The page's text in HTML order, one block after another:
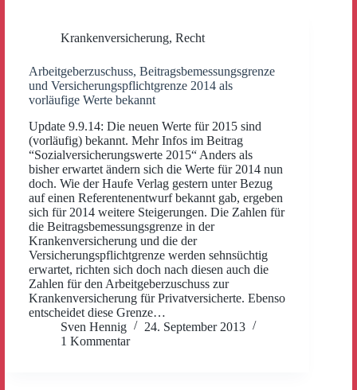
Krankenversicherung, Recht
Arbeitgeberzuschuss, Beitragsbemessungsgrenze
und Versicherungspflichtgrenze 2014 als
vorläufige Werte bekannt
Update 9.9.14: Die neuen Werte für 2015 sind
(vorläufig) bekannt. Mehr Infos im Beitrag
“Sozialversicherungswerte 2015“ Anders als
bisher erwartet ändern sich die Werte für 2014 nun
doch. Wie der Haufe Verlag gestern unter Bezug
auf einen Referentenentwurf bekannt gab, ergeben
sich für 2014 weitere Steigerungen. Die Zahlen für
die Beitragsbemessungsgrenze in der
Krankenversicherung und die der
Versicherungspflichtgrenze werden sehnsüchtig
erwartet, richten sich doch nach diesen auch die
Zahlen für den Arbeitgeberzuschuss zur
Krankenversicherung für Privatversicherte. Ebenso
entscheidet diese Grenze…
Sven Hennig
24. September 2013
1 Kommentar